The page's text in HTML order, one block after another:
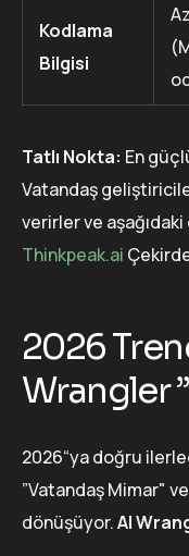
Kodlama
Bilgisi
Tatlı Nokta: En
Vatandaş
verirler ve aşağıdaki
Thinkpeak.ai
2026
Wrangler
2026“ya doğru
”Vatandaş Mimar"
dönüşüyor.AI